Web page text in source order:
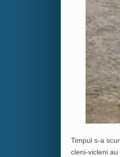
Timpul s-a
cleni-vicleni